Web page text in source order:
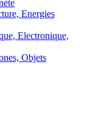
Energies
Electronique,
Objets